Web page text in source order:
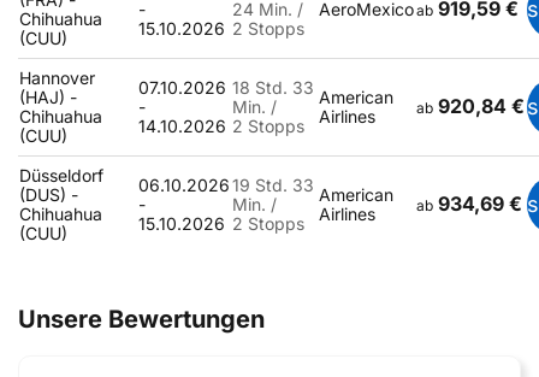
Chihuahua
(CUU)
-
15.10.2026
24 Min. /
2 Stopps
AeroMexicoab 919,59 €
Hannover
(HAJ) -
Chihuahua
(CUU)
07.10.2026
-
14.10.2026
18 Std. 33
Min. /
2 Stopps
American
Airlines
ab 920,84 €
Düsseldorf
(DUS) -
Chihuahua
(CUU)
06.10.2026
-
15.10.2026
19 Std. 33
Min. /
2 Stopps
American
Airlines
ab 934,69 €
Unsere Bewertungen